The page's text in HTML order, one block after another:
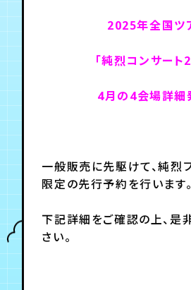
年会員制ファン
会員登録
TICKET FC NEWS
2025年全国ツ
「純烈コンサート
4月の4会場詳細
一般販売に先駆けて、純烈
限定の先行予約を行います。
下記詳細をご確認の上、是
さい。